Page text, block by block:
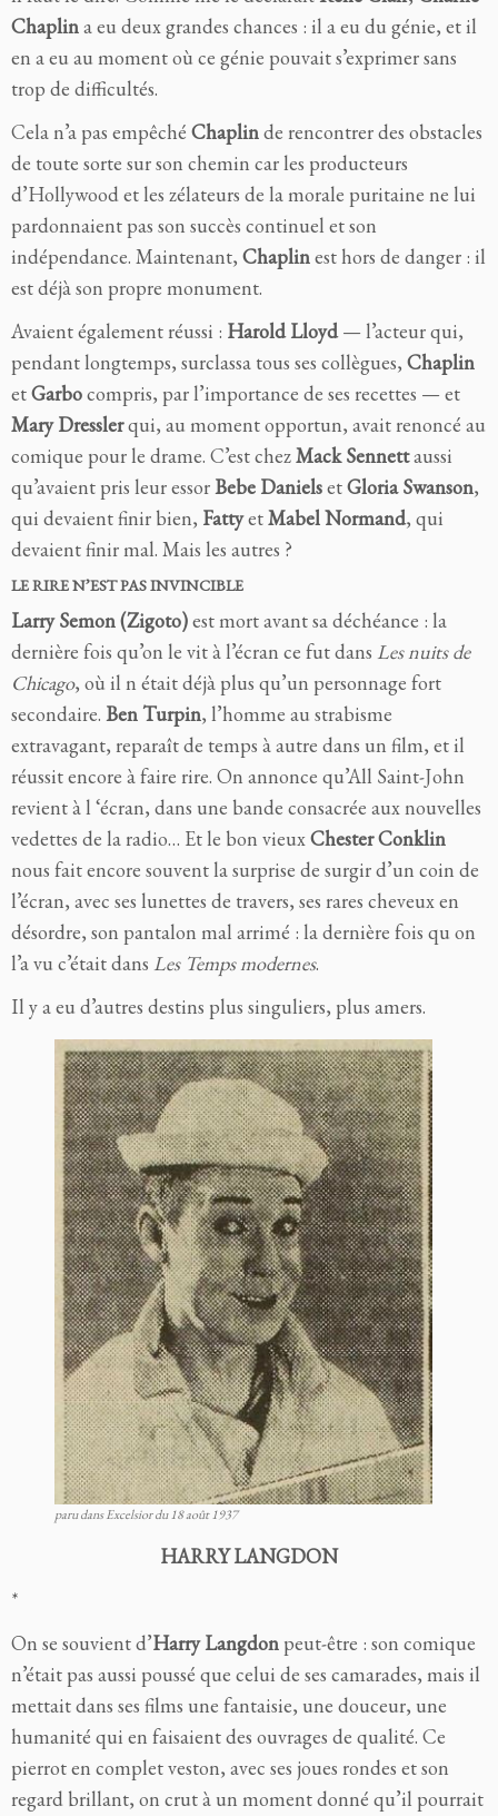
Chaplina eu deux grandes chances : il a eu du génie, et il
en a eu au moment où ce génie pouvait s’exprimer sans
trop de difficultés.
Cela n’a pas empêché Chaplinde rencontrer des obstacles
de toute sorte sur son chemin car les producteurs
d’Hollywood et les zélateurs de la morale puritaine ne lui
pardonnaient pas son succès continuel et son
indépendance. Maintenant, Chaplinest hors de danger : il
est déjà son propre monument.
Avaient également réussi : Harold Lloyd— l’acteur qui,
pendant longtemps, surclassa tous ses collègues, Chaplin
etGarbocompris, par l’importance de ses recettes — et
Mary Dresslerqui, au moment opportun, avait renoncé au
comique pour le drame. C’est chezMack Sennettaussi
qu’avaient pris leur essorBebe DanielsetGloria Swanson,
qui devaient finir bien, FattyetMabel Normand, qui
devaient finir mal. Mais les autres ?
LE RIRE N’EST PAS INVINCIBLE
Larry Semon (Zigoto)est mort avant sa déchéance : la
dernière fois qu’on le vit à l’écran ce fut dans Les nuits de
Chicago, où il n était déjà plus qu’un personnage fort
secondaire. Ben Turpin, l’homme au strabisme
extravagant, reparaît de temps à autre dans un film, et il
réussit encore à faire rire. On annonce qu’All Saint-John
revient à l ‘écran, dans une bande consacrée aux nouvelles
vedettes de la radio… Et le bon vieuxChester Conklin
nous fait encore souvent la surprise de surgir d’un coin de
l’écran, avec ses lunettes de travers, ses rares cheveux en
désordre, son pantalon mal arrimé : la dernière fois qu on
l’a vu c’était dans Les Temps modernes.
Il y a eu d’autres destins plus singuliers, plus amers.
paru dans Excelsior du 18 août 1937
HARRY LANGDON
*
On se souvient d’Harry Langdon peut-être : son comique
n’était pas aussi poussé que celui de ses camarades, mais il
mettait dans ses films une fantaisie, une douceur, une
humanité qui en faisaient des ouvrages de qualité. Ce
pierrot en complet veston, avec ses joues rondes et son
regard brillant, on crut à un moment donné qu’il pourrait